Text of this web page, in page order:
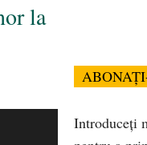
la
Introduceți